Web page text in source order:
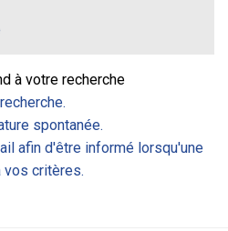
à votre recherche
spontanée.
afin d'être informé lorsqu'une
vos critères.